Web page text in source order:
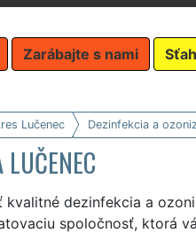
Zarábajte s nami
Lučenec Dezinfekcia a
kvalitné dezinfekcia a
spoločnosť, ktorá